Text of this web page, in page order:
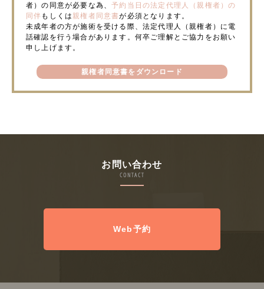
者）の同意が必要な為、予約当日の法定代理人（親権者）の
同伴 もしくは親権者同意書が必須となります。
未成年者の方が施術を受ける際、法定代理人（親権者）に電
話確認を行う場合があります。何卒ご理解とご協力をお願い
申し上げます。
親権者同意書をダウンロード
お問い合わせ
CONTACT
Web予約